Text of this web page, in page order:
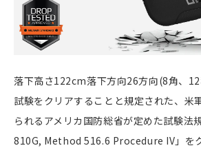
落下高さ122cm落下方向26方向(8角、
試験をクリアすることと規定された、米
られるアメリカ国防総省が定めた試験法
810G, Method 516.6 Procedure IV」を